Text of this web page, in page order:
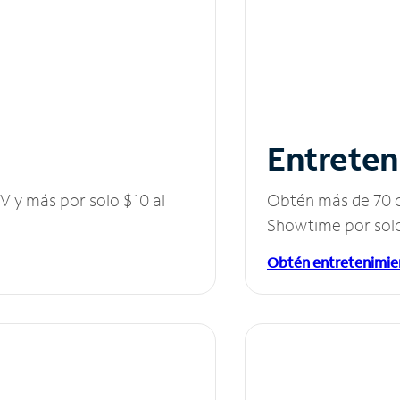
y más por solo $10 al
Obtén más de 70
Showtime por
Obtén